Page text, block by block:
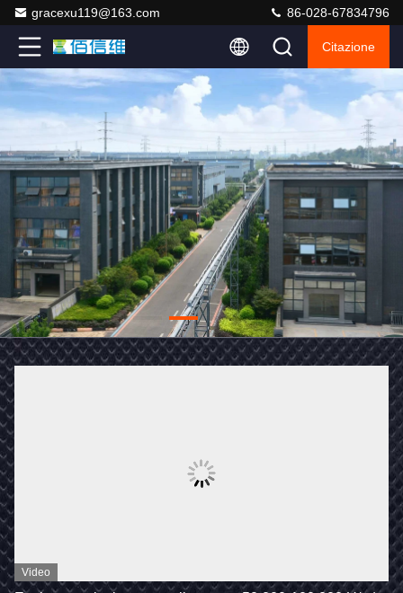
gracexu119@163.com 86-028-67834796
Citazione
Video